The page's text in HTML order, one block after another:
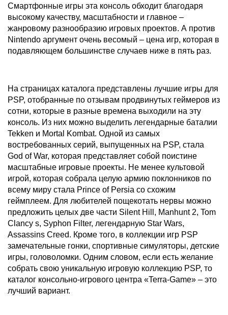
Смартфонные игры эта консоль обходит благодаря
высокому качеству, масштабности и главное –
жанровому разнообразию игровых проектов. А против
Nintendo аргумент очень весомый – цена игр, которая в
подавляющем большинстве случаев ниже в пять раз.
На страницах каталога представлены лучшие игры для
PSP, отобранные по отзывам продвинутых геймеров из
сотни, которые в разные времена выходили на эту
консоль. Из них можно выделить легендарные баталии
Tekken и Mortal Kombat. Одной из самых
востребованных серий, выпущенных на PSP, стала
God of War, которая представляет собой поистине
масштабные игровые проекты. Не менее культовой
игрой, которая собрала целую армию поклонников по
всему миру стала Prince of Persia со схожим
геймплеем. Для любителей пощекотать нервы можно
предложить целых две части Silent Hill, Manhunt 2, Tom
Clancy s, Syphon Filter, легендарную Star Wars,
Assassins Creed. Кроме того, в коллекции игр PSP
замечательные гонки, спортивные симуляторы, детские
игры, головоломки. Одним словом, если есть желание
собрать свою уникальную игровую коллекцию PSP, то
каталог консольно-игрового центра «Terra-Game» – это
лучший вариант.